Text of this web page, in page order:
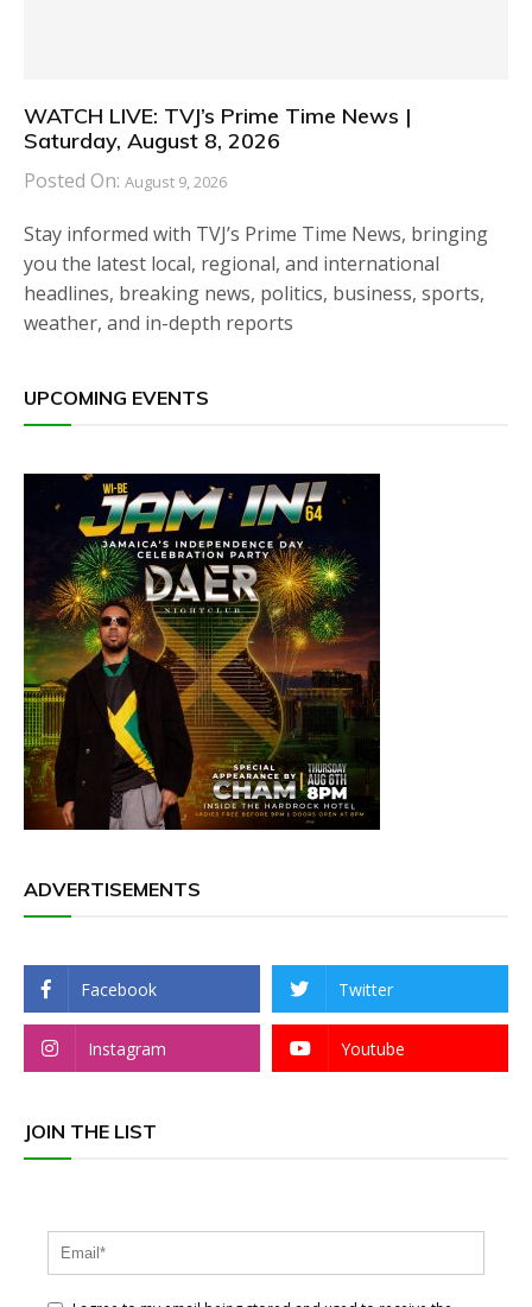
WATCH LIVE: TVJ’s Prime Time News |
Saturday, August 8, 2026
Posted On: August 9, 2026
Stay informed with TVJ’s Prime Time News, bringing
you the latest local, regional, and international
headlines, breaking news, politics, business, sports,
weather, and in-depth reports
UPCOMING EVENTS
ADVERTISEMENTS
Facebook Twitter
Instagram Youtube
JOIN THE LIST